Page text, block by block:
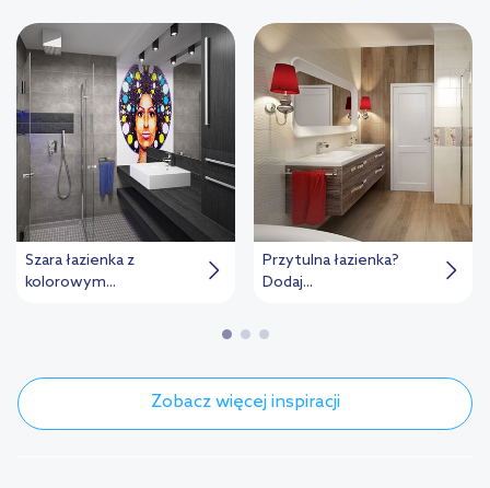
Szara łazienka z
kolorowym...
Przytulna łazienka?
Dodaj...
Zobacz więcej inspiracji